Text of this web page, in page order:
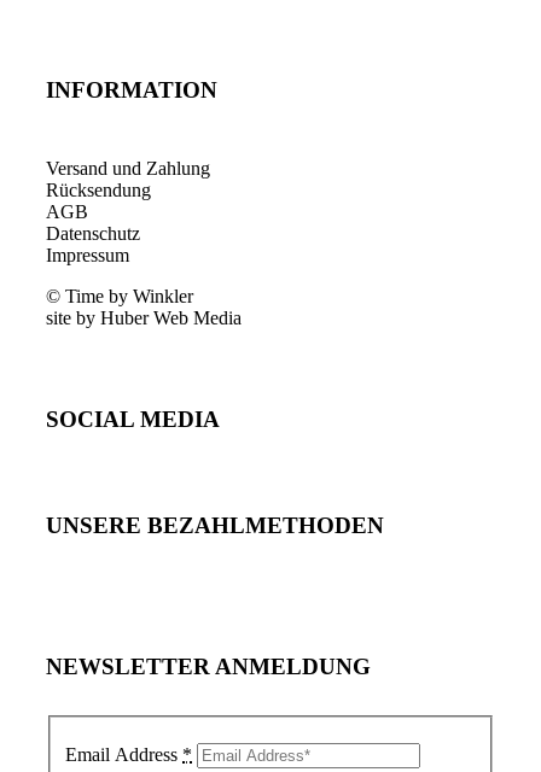
INFORMATION
Versand und Zahlung
Rücksendung
AGB
Datenschutz
Impressum
© Time by Winkler
site by Huber Web Media
SOCIAL MEDIA
UNSERE BEZAHLMETHODEN
NEWSLETTER ANMELDUNG
Email Address *